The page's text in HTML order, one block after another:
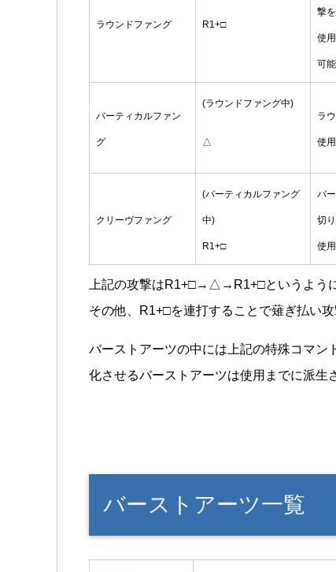
ラウンドファング R1+□
撃
使
可能
バーティカルファン
グ
(ラウンドファング中)
△
ラ
使
クリーヴファング
(バーティカルファング
中)
R1+□
バ
切
使
上記の攻撃はR1+□→△→R1+□というよう
その他、R1+□を連打することで薙ぎ払い
バーストアーツの中には上記の特殊コマン
化させるバーストアーツは使用までに派生
バーストアーツ一覧